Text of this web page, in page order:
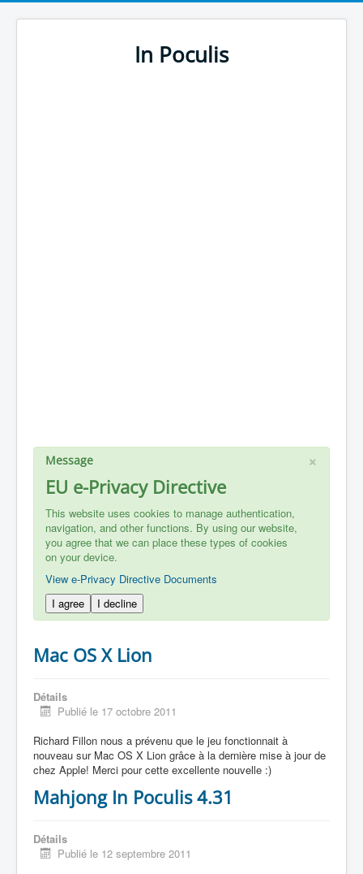
In Poculis
×
Message
EU e-Privacy Directive
This website uses cookies to manage authentication,
navigation, and other functions. By using our website,
you agree that we can place these types of cookies
on your device.
View e-Privacy Directive Documents
I agree
I decline
Mac OS X Lion
Détails
Publié le 17 octobre 2011
Richard Fillon nous a prévenu que le jeu fonctionnait à
nouveau sur Mac OS X Lion grâce à la dernière mise à jour de
chez Apple! Merci pour cette excellente nouvelle :)
Mahjong In Poculis 4.31
Détails
Publié le 12 septembre 2011